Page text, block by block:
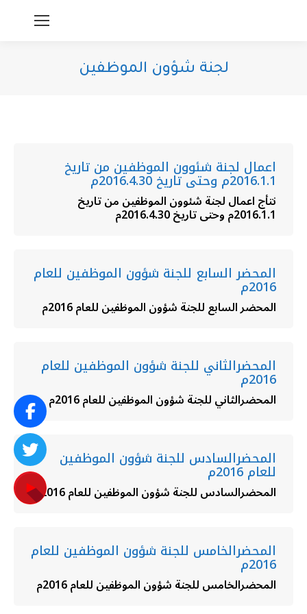
لجنة شؤون الموظفين
اعمال لجنة شئوون الموظفين من تاريخ
2016.1.1م وحتى تاريخ 2016.4.30م
نتأج اعمال لجنة شئوون الموظفين من تاريخ
2016.1.1م وحتى تاريخ 2016.4.30م
المحضر السابع للجنة شؤون الموظفين للعام
2016م
المحضر السابع للجنة شؤون الموظفين للعام 2016م
المحضرالثاني للجنة شؤون الموظفين للعام
2016م
المحضرالثاني للجنة شؤون الموظفين للعام 2016م
المحضرالسادس للجنة شؤون الموظفين
للعام 2016م
المحضرالسادس للجنة شؤون الموظفين للعام 2016م
المحضرالخامس للجنة شؤون الموظفين للعام
2016م
المحضرالخامس للجنة شؤون الموظفين للعام 2016م